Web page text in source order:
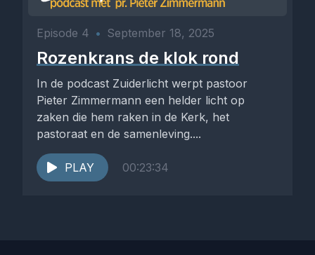
Episode 4 • September 18, 2025
Rozenkrans de klok rond
In de podcast Zuiderlicht werpt pastoor
Pieter Zimmermann een helder licht op
zaken die hem raken in de Kerk, het
pastoraat en de samenleving....
PLAY 00:23:34